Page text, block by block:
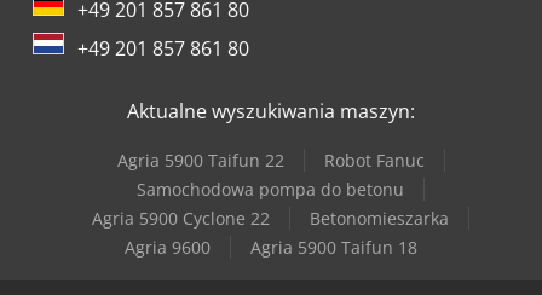
+49 201 857 861 80
+49 201 857 861 80
Aktualne wyszukiwania maszyn:
Agria 5900 Taifun 22
Robot Fanuc
Samochodowa pompa do betonu
Agria 5900 Cyclone 22
Betonomieszarka
Agria 9600
Agria 5900 Taifun 18